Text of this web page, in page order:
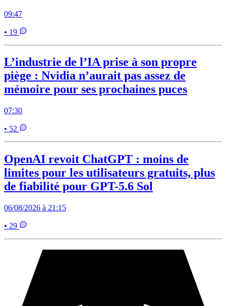
09:47
• 19
L’industrie de l’IA prise à son propre
piège : Nvidia n’aurait pas assez de
mémoire pour ses prochaines puces
07:30
• 52
OpenAI revoit ChatGPT : moins de
limites pour les utilisateurs gratuits, plus
de fiabilité pour GPT-5.6 Sol
06/08/2026 à 21:15
• 29